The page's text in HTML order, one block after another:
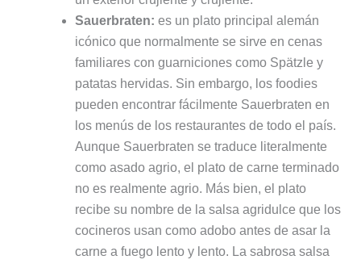
Sauerbraten: es un plato principal alemán
icónico que normalmente se sirve en cenas
familiares con guarniciones como Spätzle y
patatas hervidas. Sin embargo, los foodies
pueden encontrar fácilmente Sauerbraten en
los menús de los restaurantes de todo el país.
Aunque Sauerbraten se traduce literalmente
como asado agrio, el plato de carne terminado
no es realmente agrio. Más bien, el plato
recibe su nombre de la salsa agridulce que los
cocineros usan como adobo antes de asar la
carne a fuego lento y lento. La sabrosa salsa